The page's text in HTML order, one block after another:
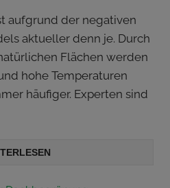
aufgrund der negativen
aktueller denn je. Durch
Flächen werden
hohe Temperaturen
häufiger. Experten sind